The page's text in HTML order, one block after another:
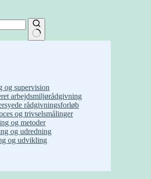
og supervision
arbejdsmiljørådgivning
rådgivningsforløb
og trivselsmålinger
og metoder
og udredning
og udvikling